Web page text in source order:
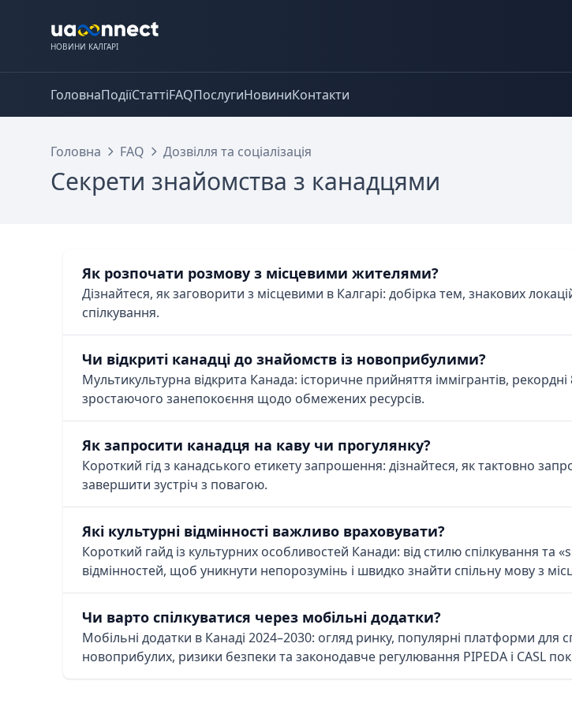
НОВИНИ КАЛГАРІ
ГоловнаПодіїСтаттіFAQПослугиНовиниКонтакти
Головна FAQ Дозвілля та соціалізація
Секрети знайомства з канадцями
Як розпочати розмову з місцевими жителями?
Дізнайтеся, як заговорити з місцевими в Калгарі: добірка тем, знакових
спілкування.
Чи відкриті канадці до знайомств із новоприбулими?
Мультикультурна відкрита Канада: історичне прийняття іммігрантів,
зростаючого занепокоєння щодо обмежених ресурсів.
Як запросити канадця на каву чи прогулянку?
Короткий гід з канадського етикету запрошення: дізнайтеся, як тактовно
завершити зустріч з повагою.
Які культурні відмінності важливо враховувати?
Короткий гайд із культурних особливостей Канади: від стилю спілкування
відмінностей, щоб уникнути непорозумінь і швидко знайти спільну мову з
Чи варто спілкуватися через мобільні додатки?
Мобільні додатки в Канаді 2024–2030: огляд ринку, популярні платформи для
новоприбулих, ризики безпеки та законодавче регулювання PIPEDA і CASL